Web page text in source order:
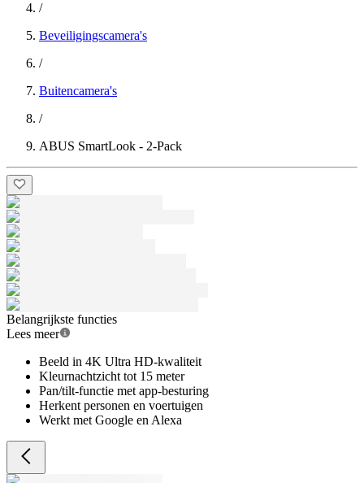
/
Beveiligingscamera's
/
Buitencamera's
/
ABUS SmartLook - 2-Pack
Belangrijkste functies
Lees meer
Beeld in 4K Ultra HD-kwaliteit
Kleurnachtzicht tot 15 meter
Pan/tilt-functie met app-besturing
Herkent personen en voertuigen
Werkt met Google en Alexa